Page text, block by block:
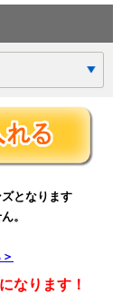
となります
。
なります！